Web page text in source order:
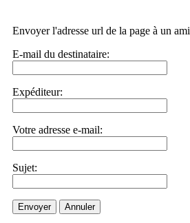
Envoyer l'adresse url de la page à un ami
E-mail du destinataire:
Expéditeur:
Votre adresse e-mail:
Sujet:
Envoyer Annuler